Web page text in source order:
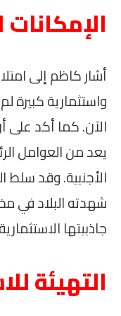
أشار كاظم إلى
واستثمارية كبيرة
الآن. كما أكد على
يعد من العوامل
الأجنبية. وقد سلط
شهدته البلاد في
جاذبيتها
التهيئة